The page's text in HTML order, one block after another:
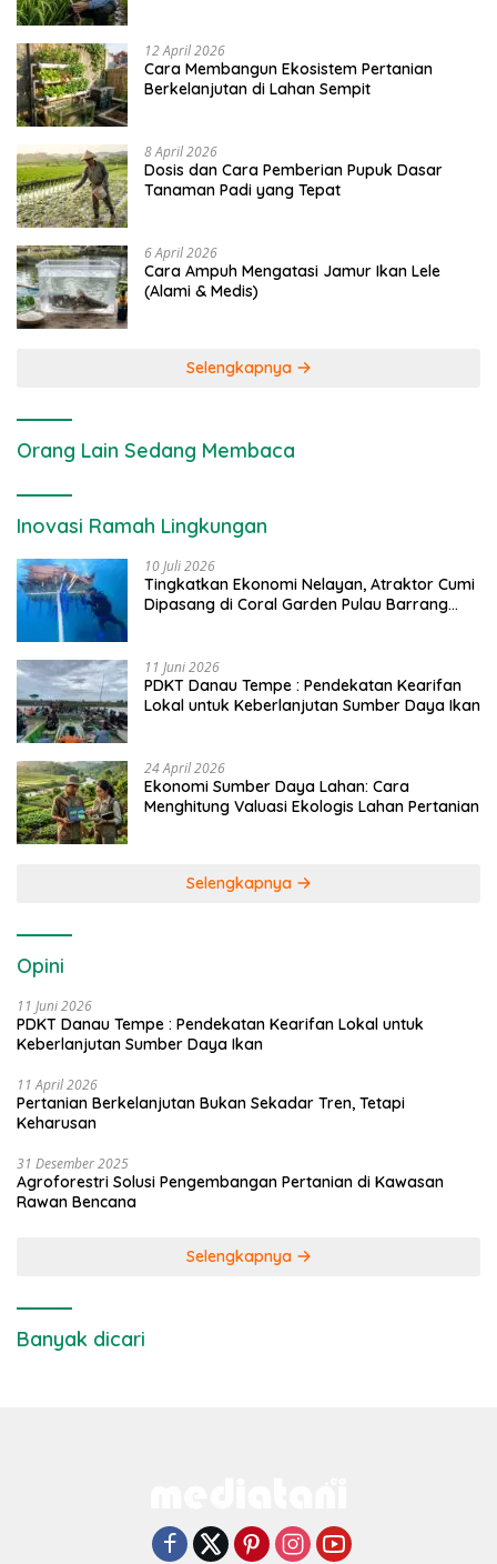
12 April 2026
Cara Membangun Ekosistem Pertanian
Berkelanjutan di Lahan Sempit
8 April 2026
Dosis dan Cara Pemberian Pupuk Dasar
Tanaman Padi yang Tepat
6 April 2026
Cara Ampuh Mengatasi Jamur Ikan Lele
(Alami & Medis)
Selengkapnya
Orang Lain Sedang Membaca
Inovasi Ramah Lingkungan
10 Juli 2026
Tingkatkan Ekonomi Nelayan, Atraktor Cumi
Dipasang di Coral Garden Pulau Barrang
11 Juni 2026
PDKT Danau Tempe : Pendekatan Kearifan
Lokal untuk Keberlanjutan Sumber Daya Ikan
24 April 2026
Ekonomi Sumber Daya Lahan: Cara
Menghitung Valuasi Ekologis Lahan Pertanian
Selengkapnya
Opini
11 Juni 2026
PDKT Danau Tempe : Pendekatan Kearifan Lokal untuk
Keberlanjutan Sumber Daya Ikan
11 April 2026
Pertanian Berkelanjutan Bukan Sekadar Tren, Tetapi
Keharusan
31 Desember 2025
Agroforestri Solusi Pengembangan Pertanian di Kawasan
Rawan Bencana
Selengkapnya
Banyak dicari